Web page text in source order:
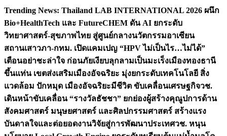
Skip
content
Trending News: Thailand LAB INTERNATIONAL 2026 ผนึก
Bio+HealthTech และ FutureCHEM ดัน AI ยกระดับ
วิทยาศาสตร์-สุขภาพไทย สู่ศูนย์กลางนวัตกรรมอาเซียน
สถานเสาวภา-กทม. เปิดแคมเปญ “HPV ไม่เป็นไร…ไม่ได้”
เตือนอย่าชะล่าใจ ก่อนภัยเงียบลุกลามเป็นมะเร็งเมืองทองธานี
ขึ้นแท่น เขตส่งเสริมเมืองอัจฉริยะ มุ่งยกระดับเทคโนโลยี สิ่ง
แวดล้อม ปักหมุด เมืองอัจฉริยะมีชีวิต ขับเคลื่อนเศรษฐกิจวช.
เดินหน้าขับเคลื่อน “รางวัลธัชชา” ยกย่องผู้สร้างคุณูปการด้าน
สังคมศาสตร์ มนุษยศาสตร์ และศิลปกรรมศาสตร์ สร้างแรง
บันดาลใจและต่อยอดงานวิจัยสู่การพัฒนาประเทศวช. หนุน